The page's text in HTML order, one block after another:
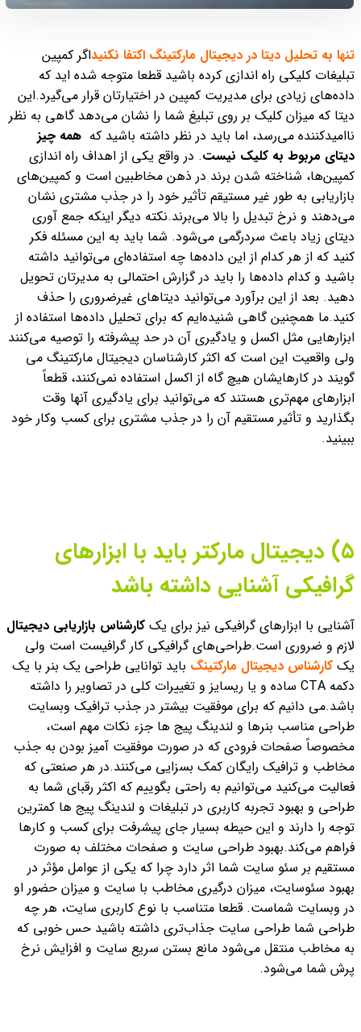
تنها به تحلیل دیتا در دیجیتال مارکتینگ اکتفا نکنیداگر کمپین
تبلیغات کلیکی راه اندازی کرده باشید قطعا متوجه شده اید که
داده‌های زیادی برای مدیریت کمپین در اختیارتان قرار می‌گیرد.این
دیتا که میزان کلیک بر روی تبلیغ شما را نشان می‌دهد گاهی به نظر
ناامیدکننده می‌رسد، اما باید در نظر داشته باشید که همه چیز
دیتای مربوط به کلیک نیست. در واقع یکی از اهداف راه اندازی
کمپین‌ها، شناخته شدن برند در ذهن مخاطبین است و کمپین‌های
بازاریابی به طور غیر مستیقم تأثیر خود را در جذب مشتری نشان
می‌دهند و نرخ تبدیل را بالا می‌برند.نکته دیگر اینکه جمع آوری
دیتای زیاد باعث سردرگمی می‌شود. شما باید به این مسئله فکر
کنید که از هر کدام از این داده‌ها چه استفاده‌ای می‌توانید داشته
باشید و کدام داده‌ها را باید در گزارش احتمالی به مدیرتان تحویل
دهید. بعد از این برآورد می‌توانید دیتاهای غیرضروری را حذف
کنید.ما همچنین گاهی شنیده‌ایم که برای تحلیل داده‌ها استفاده از
ابزارهایی مثل اکسل و یادگیری آن در حد پیشرفته را توصیه می‌کنند
ولی واقعیت این است که اکثر کارشناسان دیجیتال مارکتینگ می
گویند در کارهایشان هیچ گاه از اکسل استفاده نمی‌کنند، قطعاً
ابزارهای مهم‌تری هستند که می‌توانید برای یادگیری آنها وقت
بگذارید و تأثیر مستقیم آن را در جذب مشتری برای کسب وکار خود
ببینید.
۵) دیجیتال مارکتر باید با ابزارهای
گرافیکی آشنایی داشته باشد
آشنایی با ابزارهای گرافیکی نیز برای یک کارشناس بازاریابی دیجیتال
لازم و ضروری است.طراحی‌های گرافیکی کار گرافیست است ولی
یک کارشناس دیجیتال مارکتینگ باید توانایی طراحی یک بنر با یک
دکمه CTA ساده و یا ریسایز و تغییرات کلی در تصاویر را داشته
باشد.می دانیم که برای موفقیت بیشتر در جذب ترافیک وبسایت
طراحی مناسب بنرها و لندینگ پیج ها جزء نکات مهم است،
مخصوصاً صفحات فرودی که در صورت موفقیت آمیز بودن به جذب
مخاطب و ترافیک رایگان کمک بسزایی می‌کنند.در هر صنعتی که
فعالیت می‌کنید می‌توانیم به راحتی بگوییم که اکثر رقبای شما به
طراحی و بهبود تجربه کاربری در تبلیغات و لندینگ پیج ها کمترین
توجه را دارند و این حیطه بسیار جای پیشرفت برای کسب و کارها
فراهم می‌کند.بهبود طراحی سایت و صفحات مختلف به صورت
مستقیم بر سئو سایت شما اثر دارد چرا که یکی از عوامل مؤثر در
بهبود سئوسایت، میزان درگیری مخاطب با سایت و میزان حضور او
در وبسایت شماست. قطعا متناسب با نوع کاربری سایت، هر چه
طراحی شما طراحی سایت جذاب‌تری داشته باشید حس خوبی که
به مخاطب منتقل می‌شود مانع بستن سریع سایت و افزایش نرخ
پرش شما می‌شود.